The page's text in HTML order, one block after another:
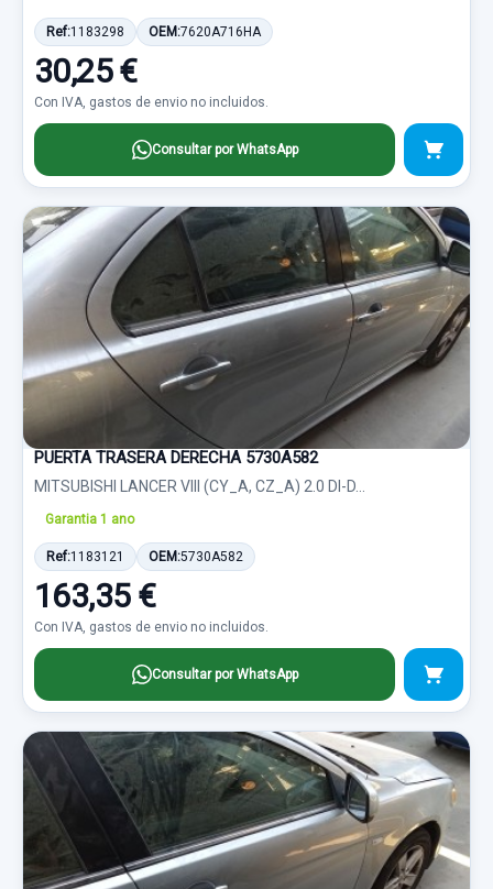
Ref:1183298 OEM:7620A716HA
30,25 €
Con IVA, gastos de envio no incluidos.
Consultar por WhatsApp
PUERTA TRASERA DERECHA 5730A582
MITSUBISHI LANCER VIII (CY_A, CZ_A) 2.0 DI-D...
Garantia 1 ano
Ref:1183121 OEM:5730A582
163,35 €
Con IVA, gastos de envio no incluidos.
Consultar por WhatsApp